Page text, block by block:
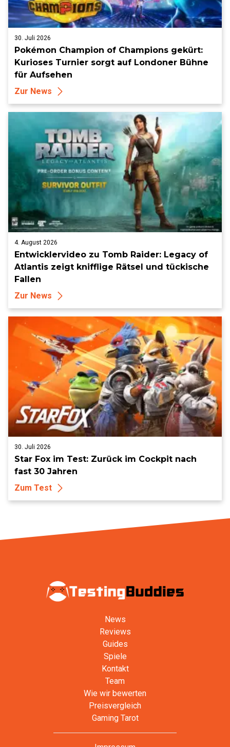
30. Juli 2026
Pokémon Champion of Champions gekürt:
Kurioses Turnier sorgt auf Londoner Bühne
für Aufsehen
Zur News
4. August 2026
Entwicklervideo zu Tomb Raider: Legacy of
Atlantis zeigt knifflige Rätsel und tückische
Fallen
Zur News
30. Juli 2026
Star Fox im Test: Zurück im Cockpit nach
fast 30 Jahren
Zum Test
News
Reviews
Guides
Spiele
Kontakt
Team
Wie wir bewerten
Preisvergleich
Gaming Tarot